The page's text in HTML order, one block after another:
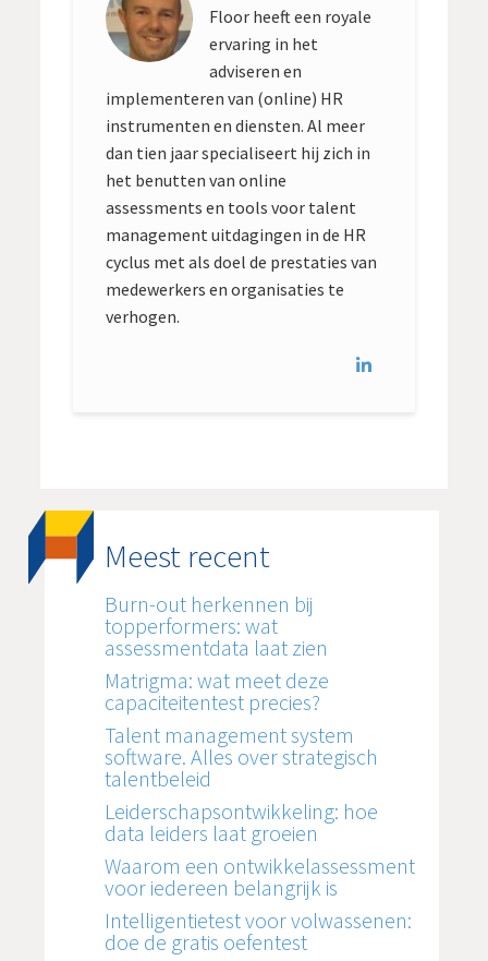
Floor heeft een royale
ervaring in het
adviseren en
implementeren van (online) HR
instrumenten en diensten. Al meer
dan tien jaar specialiseert hij zich in
het benutten van online
assessments en tools voor talent
management uitdagingen in de HR
cyclus met als doel de prestaties van
medewerkers en organisaties te
verhogen.
Meest recent
Burn-out herkennen bij
topperformers: wat
assessmentdata laat zien
Matrigma: wat meet deze
capaciteitentest precies?
Talent management system
software. Alles over strategisch
talentbeleid
Leiderschapsontwikkeling: hoe
data leiders laat groeien
Waarom een ontwikkelassessment
voor iedereen belangrijk is
Intelligentietest voor volwassenen:
doe de gratis oefentest